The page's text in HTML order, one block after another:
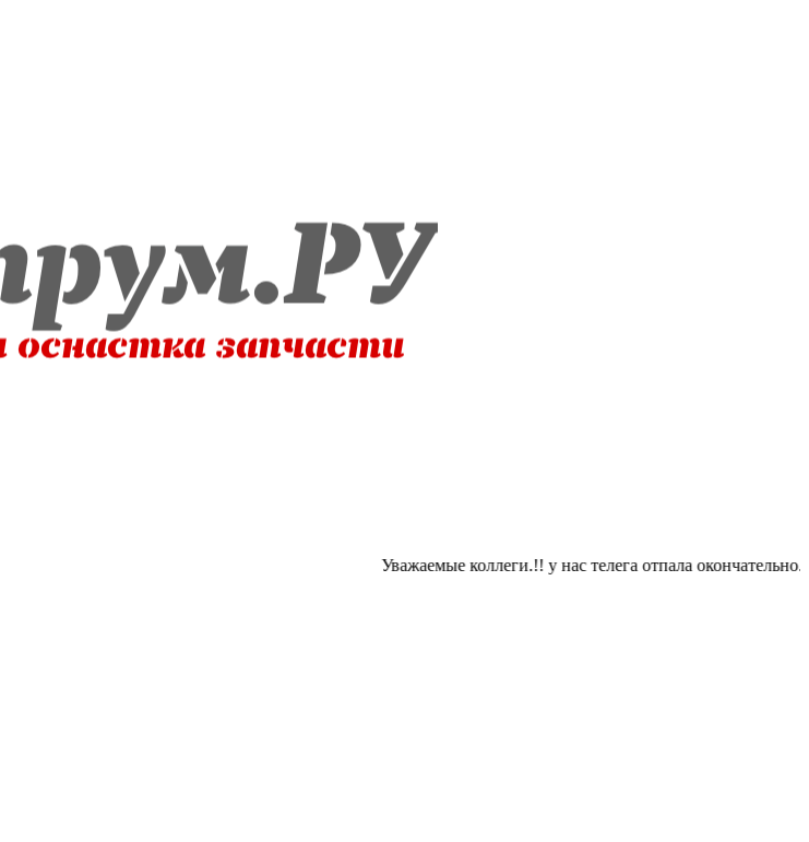
Уважаемые коллеги.!! у нас телега отпала окончательно.